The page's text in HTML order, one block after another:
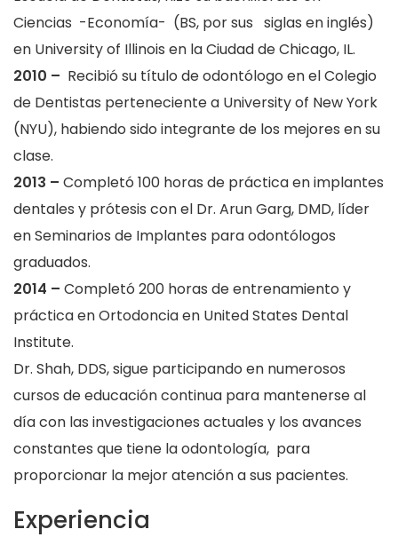
Ciencias -Economía- (BS, por sus siglas en inglés)
en University of Illinois en la Ciudad de Chicago, IL.
2010 – Recibió su título de odontólogo en el Colegio
de Dentistas perteneciente a University of New York
(NYU), habiendo sido integrante de los mejores en su
clase.
2013 – Completó 100 horas de práctica en implantes
dentales y prótesis con el Dr. Arun Garg, DMD, líder
en Seminarios de Implantes para odontólogos
graduados.
2014 – Completó 200 horas de entrenamiento y
práctica en Ortodoncia en United States Dental
Institute.
Dr. Shah, DDS, sigue participando en numerosos
cursos de educación continua para mantenerse al
día con las investigaciones actuales y los avances
constantes que tiene la odontología, para
proporcionar la mejor atención a sus pacientes.
Experiencia